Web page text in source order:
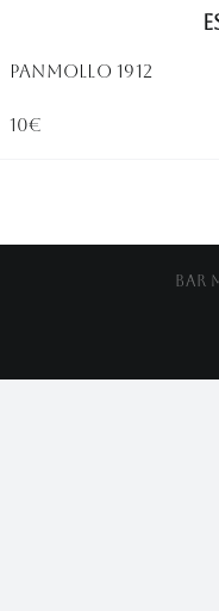
PANMOLLO 1912
10€
Bar